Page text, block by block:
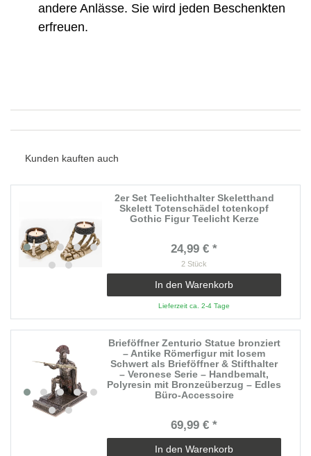
andere Anlässe. Sie wird jeden Beschenkten
erfreuen.
Kunden kauften auch
2er Set Teelichthalter Skeletthand
Skelett Totenschädel totenkopf
Gothic Figur Teelicht Kerze
24,99 € *
2 Stück
In den Warenkorb
Lieferzeit ca. 2-4 Tage
Brieföffner Zenturio Statue bronziert
– Antike Römerfigur mit losem
Schwert als Brieföffner & Stifthalter
– Veronese Serie – Handbemalt,
Polyresin mit Bronzeüberzug – Edles
Büro-Accessoire
69,99 € *
In den Warenkorb